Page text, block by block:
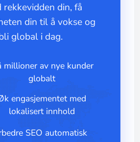
rekkevidden din, få
din til å vokse og
global i dag.
millioner av nye kunder
globalt
engasjementet med
lokalisert innhold
SEO automatisk